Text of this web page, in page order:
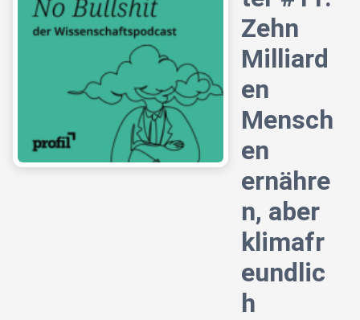
Zehn
Milliard
en
Mensch
en
ernähre
n, aber
klimafr
eundlic
h